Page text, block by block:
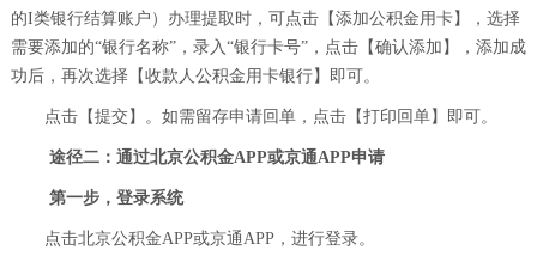
的I类银行结算账户）办理提取时，可点击【添加公积金用卡】，选择
需要添加的“银行名称”，录入“银行卡号”，点击【确认添加】，添加成
功后，再次选择【收款人公积金用卡银行】即可。
点击【提交】。如需留存申请回单，点击【打印回单】即可。
途径二：通过北京公积金APP或京通APP申请
第一步，登录系统
点击北京公积金APP或京通APP，进行登录。